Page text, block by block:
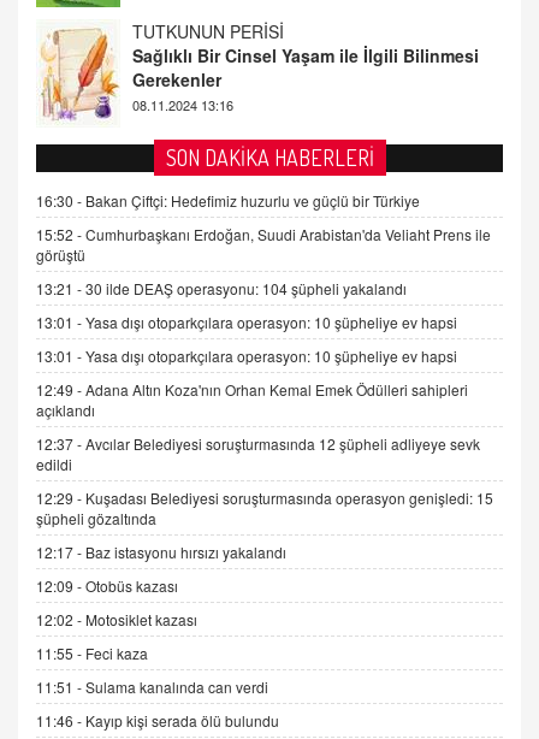
FARUK ÖNALAN
Tezkere Onaylanmasaydı…
2 Kasım 2021 Salı 00:11
AV. DOĞAN CAN DOĞAN
Kişisel verilerin korunması ve dijital hukukun
gelişimi
15.09.2025 16:17
SEHER EREK
Kış Ayları Geldi, Hangi Önlemler Alınmalı?
9.12.2025 10:11
İNCİ GÜL AKÖL
06.07.2026 13:00
ADEM AKÖL
Esed Destekçilerinin Yüzüne Vurulan Şamar:
Sednaya
11.12.2024 12:30
DR. EKREM ASLAN
Gerçek Ne, Algı Ne? "Beraber Yürüyoruz"
Cümlesinin Peşinden
19.07.2025 12:45
SON DAKİKA HABERLERİ
16:30 - Bakan Çiftçi: Hedefimiz huzurlu ve güçlü bir Türkiye
15:52 -Cumhurbaşkanı Erdoğan, Suudi Arabistan'da Veliaht Prens ile
görüştü
13:21 -30 ilde DEAŞ operasyonu: 104 şüpheli yakalandı
13:01 -Yasa dışı otoparkçılara operasyon: 10 şüpheliye ev hapsi
13:01 -Yasa dışı otoparkçılara operasyon: 10 şüpheliye ev hapsi
12:49 -Adana Altın Koza'nın Orhan Kemal Emek Ödülleri sahipleri
açıklandı
12:37 -Avcılar Belediyesi soruşturmasında 12 şüpheli adliyeye sevk
edildi
12:29 - Kuşadası Belediyesi soruşturmasında operasyon genişledi: 15
şüpheli gözaltında
12:17 - Baz istasyonu hırsızı yakalandı
12:09 -Otobüs kazası
12:02 - Motosiklet kazası
11:55 - Feci kaza
11:51 -Sulama kanalında can verdi
11:46 - Kayıp kişi serada ölü bulundu